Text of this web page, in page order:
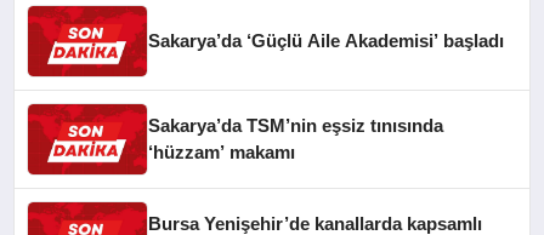
Sakarya’da ‘Güçlü Aile Akademisi’ başladı
Sakarya’da TSM’nin eşsiz tınısında
‘hüzzam’ makamı
Bursa Yenişehir’de kanallarda kapsamlı